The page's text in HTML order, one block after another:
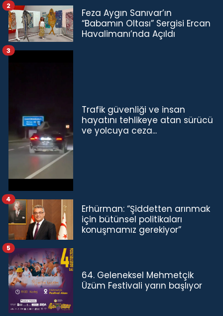
Feza Aygın Sanıvar’ın
“Babamın Oltası” Sergisi Ercan
Havalimanı’nda Açıldı
2
Trafik güvenliği ve insan
hayatını tehlikeye atan sürücü
ve yolcuya ceza...
3
Erhürman: “Şiddetten arınmak
için bütünsel politikaları
konuşmamız gerekiyor”
4
64. Geleneksel Mehmetçik
Üzüm Festivali yarın başlıyor
5